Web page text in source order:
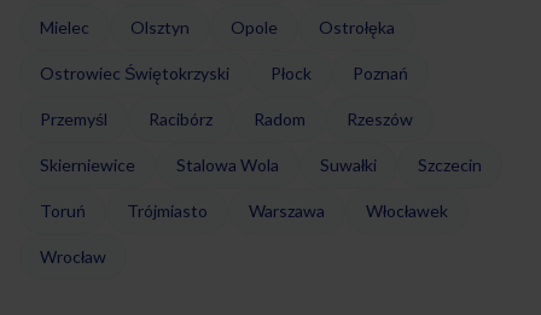
Mielec Olsztyn Opole Ostrołęka
Ostrowiec Świętokrzyski Płock Poznań
Przemyśl Racibórz Radom Rzeszów
Skierniewice Stalowa Wola Suwałki Szczecin
Toruń Trójmiasto Warszawa Włocławek
Wrocław